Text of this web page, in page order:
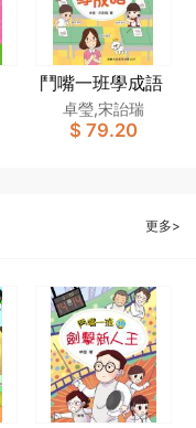
鬥嘴一班學成語
卓瑩,宋詒瑞
$ 79.20
更多>